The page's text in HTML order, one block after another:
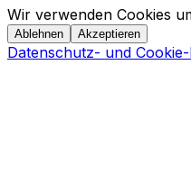
Wir verwenden Cookies
Ablehnen Akzeptieren
Datenschutz- und